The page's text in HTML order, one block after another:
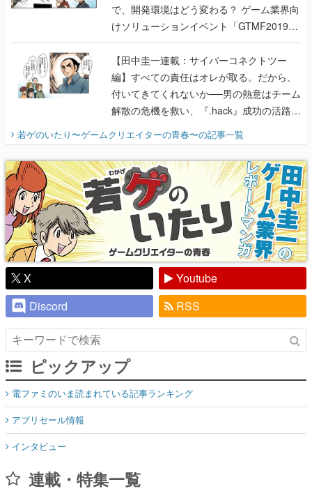
で、開発環境はどう変わる？ ゲーム業界向
けソリューションイベント「GTMF2019」
に行って、より理解を深めよう【PR】
【田中圭一連載：サイバーコネクトツー
編】すべての責任はオレが取る。だから、
付いてきてくれないか──男の熱意はチーム
解散の危機を救い、『.hack』成功の活路を
『少年ジャンプ』色だった【若ゲのいた
り】
若ゲのいたり〜ゲームクリエイターの青春〜の記事一覧
X
Youtube
Discord
RSS
ピックアップ
電ファミのいま読まれている記事ランキング
アプリセール情報
インタビュー
連載・特集一覧